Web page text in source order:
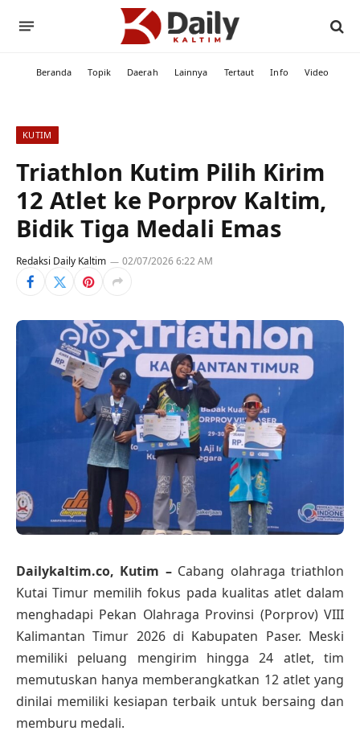
Beranda Topik Daerah Lainnya Tertaut Info Video
KUTIM
Triathlon Kutim Pilih Kirim
12 Atlet ke Porprov Kaltim,
Bidik Tiga Medali Emas
Redaksi Daily Kaltim 02/07/2026 6:22 AM
Dailykaltim.co, Kutim – Cabang olahraga triathlon
Kutai Timur memilih fokus pada kualitas atlet dalam
menghadapi Pekan Olahraga Provinsi (Porprov) VIII
Kalimantan Timur 2026 di Kabupaten Paser. Meski
memiliki peluang mengirim hingga 24 atlet, tim
memutuskan hanya memberangkatkan 12 atlet yang
dinilai memiliki kesiapan terbaik untuk bersaing dan
memburu medali.